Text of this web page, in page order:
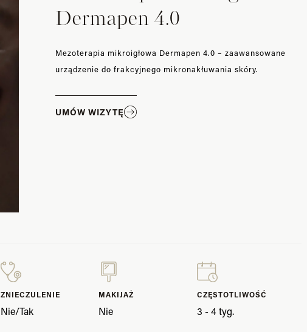
Dermapen 4.0
Mezoterapia mikroigłowa Dermapen 4.0 – zaawansowane
urządzenie do frakcyjnego mikronakłuwania skóry.
UMÓW WIZYTĘ
ZNIECZULENIE
Nie/Tak
MAKIJAŻ
Nie
CZĘSTOTLIWOŚĆ
3 - 4 tyg.